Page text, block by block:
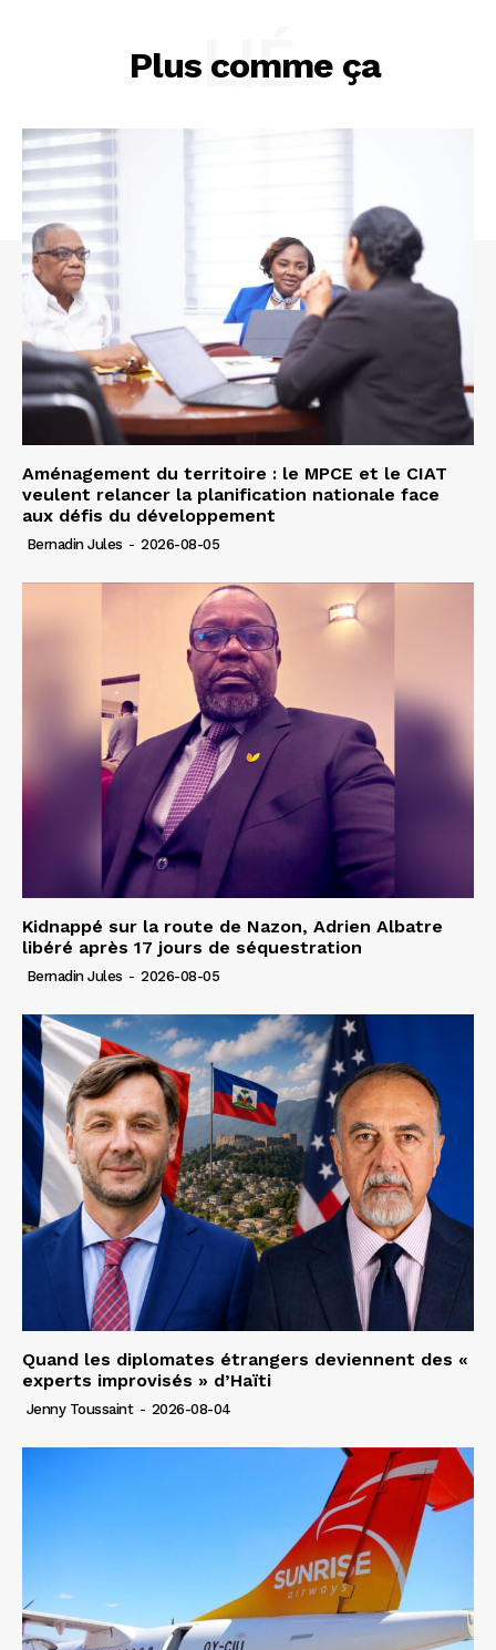
Plus comme ça
LIÉ
Aménagement du territoire : le MPCE et le CIAT
veulent relancer la planification nationale face
aux défis du développement
Bernadin Jules - 2026-08-05
Kidnappé sur la route de Nazon, Adrien Albatre
libéré après 17 jours de séquestration
Bernadin Jules - 2026-08-05
Quand les diplomates étrangers deviennent des «
experts improvisés » d’Haïti
Jenny Toussaint - 2026-08-04